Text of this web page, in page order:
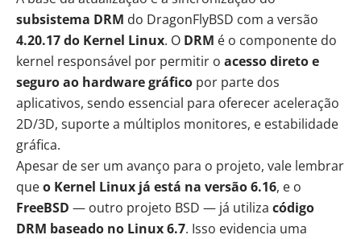
subsistema DRM do DragonFlyBSD com a versão
4.20.17 do Kernel Linux. O DRM é o componente do
kernel responsável por permitir o acesso direto e
seguro ao hardware gráfico por parte dos
aplicativos, sendo essencial para oferecer aceleração
2D/3D, suporte a múltiplos monitores, e estabilidade
gráfica.
Apesar de ser um avanço para o projeto, vale lembrar
queo Kernel Linux já está na versão 6.16, e o
FreeBSD — outro projeto BSD — já utiliza código
DRM baseado no Linux 6.7. Isso evidencia uma